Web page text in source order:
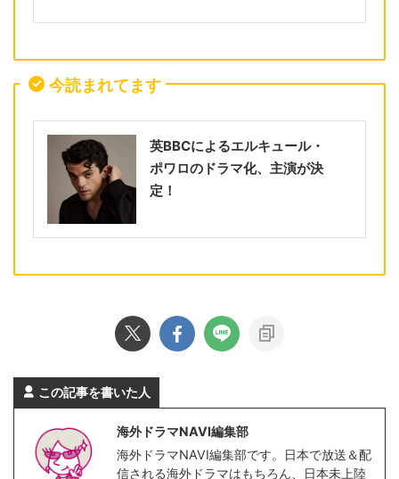
今読まれてます
英BBCによるエルキュール・
ポワロのドラマ化、主演が決
定！
この記事を書いた人
海外ドラマNAVI編集部
海外ドラマNAVI編集部です。日本で放送＆配
信される海外ドラマはもちろん、日本未上陸